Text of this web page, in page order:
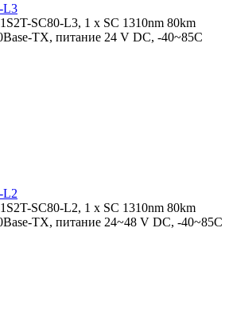
L3
SC80-L3, 1 x SC 1310nm 80km
TX, питание 24 V DC, -40~85C
L2
SC80-L2, 1 x SC 1310nm 80km
TX, питание 24~48 V DC, -40~85C